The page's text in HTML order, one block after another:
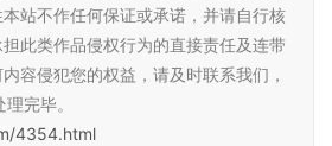
站不作任何保证或承诺，并请自行核
此类作品侵权行为的直接责任及连带
容侵犯您的权益，请及时联系我们，
完毕。
4354.html